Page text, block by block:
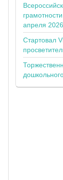
апреля
Стартовал